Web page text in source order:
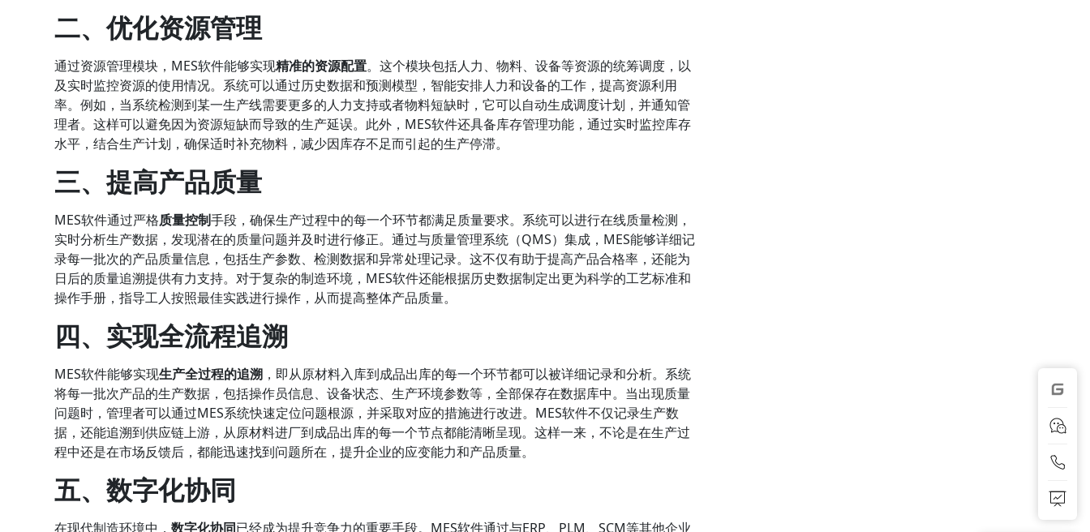
二、优化资源管理
通过资源管理模块，MES软件能够实现精准的资源配置。这个模块包括人力、物料、设备等资源的统筹调度，以
及实时监控资源的使用情况。系统可以通过历史数据和预测模型，智能安排人力和设备的工作，提高资源利用
率。例如，当系统检测到某一生产线需要更多的人力支持或者物料短缺时，它可以自动生成调度计划，并通知管
理者。这样可以避免因为资源短缺而导致的生产延误。此外，MES软件还具备库存管理功能，通过实时监控库存
水平，结合生产计划，确保适时补充物料，减少因库存不足而引起的生产停滞。
三、提高产品质量
MES软件通过严格质量控制手段，确保生产过程中的每一个环节都满足质量要求。系统可以进行在线质量检测，
实时分析生产数据，发现潜在的质量问题并及时进行修正。通过与质量管理系统（QMS）集成，MES能够详细记
录每一批次的产品质量信息，包括生产参数、检测数据和异常处理记录。这不仅有助于提高产品合格率，还能为
日后的质量追溯提供有力支持。对于复杂的制造环境，MES软件还能根据历史数据制定出更为科学的工艺标准和
操作手册，指导工人按照最佳实践进行操作，从而提高整体产品质量。
四、实现全流程追溯
MES软件能够实现生产全过程的追溯 ，即从原材料入库到成品出库的每一个环节都可以被详细记录和分析。系统
将每一批次产品的生产数据，包括操作员信息、设备状态、生产环境参数等，全部保存在数据库中。当出现质量
问题时，管理者可以通过MES系统快速定位问题根源，并采取对应的措施进行改进。MES软件不仅记录生产数
据，还能追溯到供应链上游，从原材料进厂到成品出库的每一个节点都能清晰呈现。这样一来，不论是在生产过
程中还是在市场反馈后，都能迅速找到问题所在，提升企业的应变能力和产品质量。
五、数字化协同
在现代制造环境中，数字化协同已经成为提升竞争力的重要手段。MES软件通过与ERP、PLM、SCM等其他企业